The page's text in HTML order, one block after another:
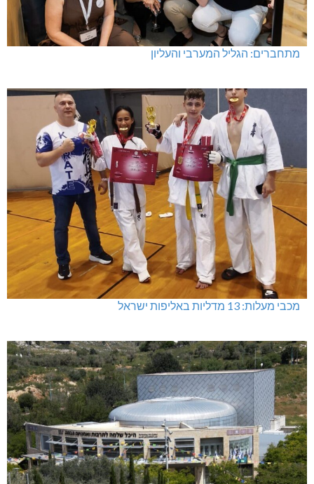
מתחברים: הגליל המערבי והעליון
מכבי מעלות: 13 מדליות באליפות ישראל